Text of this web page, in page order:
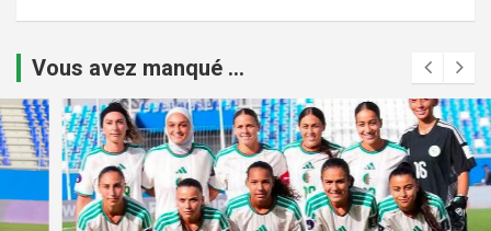
Vous avez manqué ...